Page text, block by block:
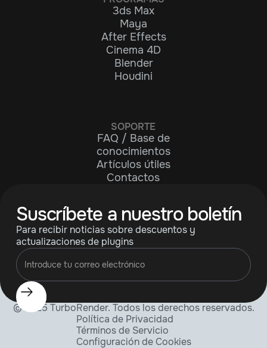
3ds Max
Maya
After Effects
Cinema 4D
Blender
Houdini
SOPORTE
FAQ / Base de
conocimientos
Artículos útiles
Contactos
Suscríbete a nuestro boletín
Para recibir noticias sobre descuentos y
actualizaciones de plugins
© 2025 TurboRender. Todos los derechos reservados.
Política de Privacidad
Términos de Servicio
Configuración de Cookies